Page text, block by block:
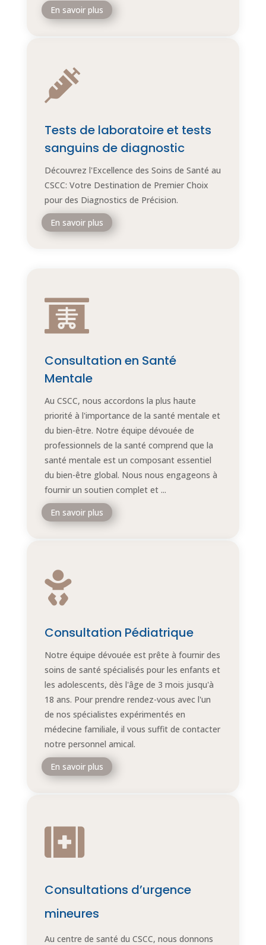
En savoir plus

Tests de laboratoire et tests
sanguins de diagnostic
Découvrez l'Excellence des Soins de Santé au
CSCC: Votre Destination de Premier Choix
pour des Diagnostics de Précision.
En savoir plus

Consultation en Santé
Mentale
Au CSCC, nous accordons la plus haute
priorité à l'importance de la santé mentale et
du bien-être. Notre équipe dévouée de
professionnels de la santé comprend que la
santé mentale est un composant essentiel
du bien-être global. Nous nous engageons à
fournir un soutien complet et ...
En savoir plus

Consultation Pédiatrique
Notre équipe dévouée est prête à fournir des
soins de santé spécialisés pour les enfants et
les adolescents, dès l'âge de 3 mois jusqu'à
18 ans. Pour prendre rendez-vous avec l'un
de nos spécialistes expérimentés en
médecine familiale, il vous suffit de contacter
notre personnel amical.
En savoir plus

Consultations d’urgence
mineures
Au centre de santé du CSCC, nous donnons